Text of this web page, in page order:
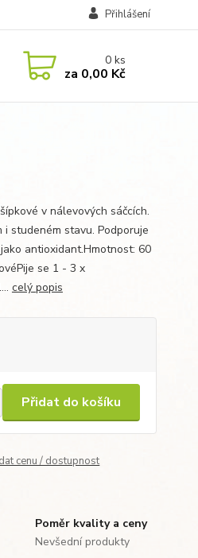
Přihlášení
0ks
za 0,00 Kč
v nálevových sáčcích.
i studeném stavu. Podporuje
antioxidant.Hmotnost: 60
se 1 - 3 x
celý popis
Přidat do košíku
cenu / dostupnost
Poměr kvality a ceny
Nevšední produkty